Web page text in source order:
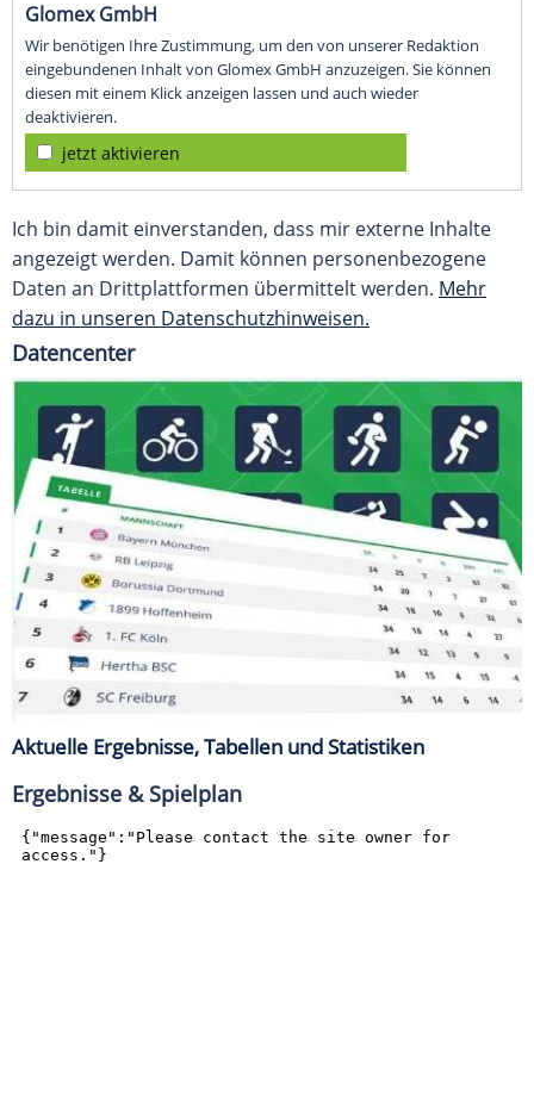
Glomex GmbH
Wir benötigen Ihre Zustimmung, um den von unserer Redaktion
eingebundenen Inhalt von Glomex GmbH anzuzeigen. Sie können
diesen mit einem Klick anzeigen lassen und auch wieder
deaktivieren.
jetzt aktivieren
Ich bin damit einverstanden, dass mir externe Inhalte
angezeigt werden. Damit können personenbezogene
Daten an Drittplattformen übermittelt werden. Mehr
dazu in unseren Datenschutzhinweisen.
Datencenter
Aktuelle Ergebnisse, Tabellen und Statistiken
Ergebnisse & Spielplan